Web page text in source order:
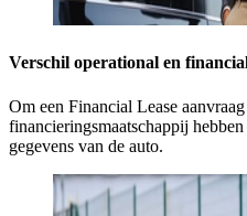
Verschil operational en
Om een Financial Lease
financieringsmaatschappij
gegevens van de auto.